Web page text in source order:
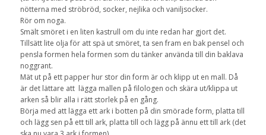
nötterna med ströbröd, socker, nejlika och vaniljsocker.
Rör om noga.
Smält smöret i en liten kastrull om du inte redan har gjort det.
Tillsätt lite olja för att spä ut smöret, ta sen fram en bak pensel och
pensla formen hela formen som du tänker använda till din baklava
noggrant.
Mät ut på ett papper hur stor din form är och klipp ut en mall. Då
är det lättare att lägga mallen på filologen och skära ut/klippa ut
arken så blir alla i rätt storlek på en gång.
Börja med att lägga ett ark i botten på din smörade form, platta till
och lägg sen på ett till ark, platta till och lägg på ännu ett till ark (det